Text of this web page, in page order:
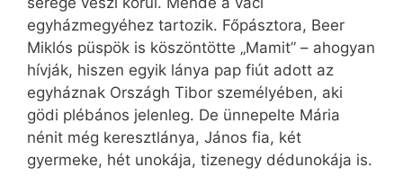
egyházmegyéhez tartozik. Főpásztora, Beer
Miklós püspök is köszöntötte „Mamit” – ahogyan
hívják, hiszen egyik lánya pap fiút adott az
egyháznak Országh Tibor személyében, aki
gödi plébános jelenleg. De ünnepelte Mária
nénit még keresztlánya, János fia, két
gyermeke, hét unokája, tizenegy dédunokája is.